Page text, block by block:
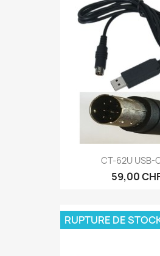
CT-62U USB-
59,00
RUPTURE DE